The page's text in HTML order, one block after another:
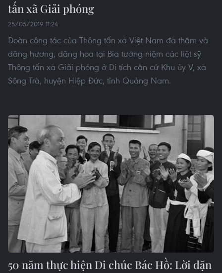
tấn xã Giải phóng
25/05/2019 11:24
Đoàn công tác của Thông tấn xã Việt Nam đã thăm và
dâng hương, dâng hoa tại Bia tưởng niệm các liệt sỹ
Thông tấn xã Giải phóng ở Di tích căn cứ Khu ủy V, xã
Sông Trà, huyện Hiệp Đức, tỉnh Quảng Nam.
50 năm thực hiện Di chúc Bác Hồ: Lời dặn